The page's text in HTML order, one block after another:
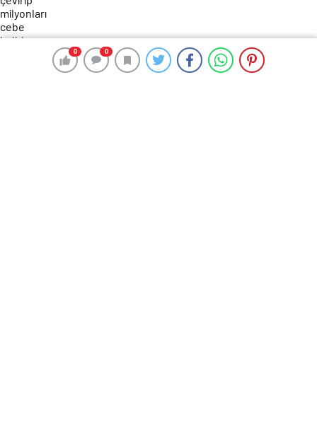
0 0
253 okunma
0 0